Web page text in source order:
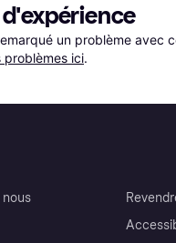
un problème avec
problèmes ici.